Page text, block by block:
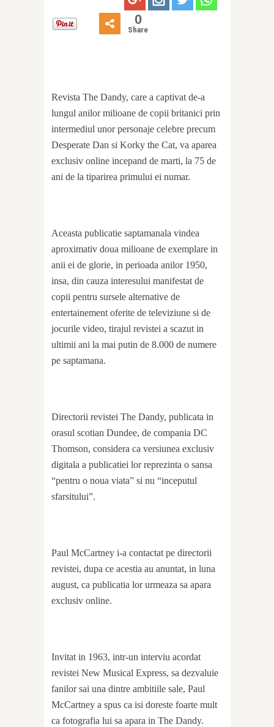
0
Share
Revista The Dandy, care a captivat de-a
lungul anilor milioane de copii britanici prin
intermediul unor personaje celebre precum
Desperate Dan si Korky the Cat, va aparea
exclusiv online incepand de marti, la 75 de
ani de la tiparirea primului ei numar.
Aceasta publicatie saptamanala vindea
aproximativ doua milioane de exemplare in
anii ei de glorie, in perioada anilor 1950,
insa, din cauza interesului manifestat de
copii pentru sursele alternative de
entertainement oferite de televiziune si de
jocurile video, tirajul revistei a scazut in
ultimii ani la mai putin de 8.000 de numere
pe saptamana.
Directorii revistei The Dandy, publicata in
orasul scotian Dundee, de compania DC
Thomson, considera ca versiunea exclusiv
digitala a publicatiei lor reprezinta o sansa
“pentru o noua viata” si nu “inceputul
sfarsitului”.
Paul McCartney i-a contactat pe directorii
revistei, dupa ce acestia au anuntat, in luna
august, ca publicatia lor urmeaza sa apara
exclusiv online.
Invitat in 1963, intr-un interviu acordat
revistei New Musical Express, sa dezvaluie
fanilor sai una dintre ambitiile sale, Paul
McCartney a spus ca isi doreste foarte mult
ca fotografia lui sa apara in The Dandy.